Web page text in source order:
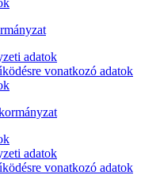
adatok
vonatkozó adatok
adatok
vonatkozó adatok